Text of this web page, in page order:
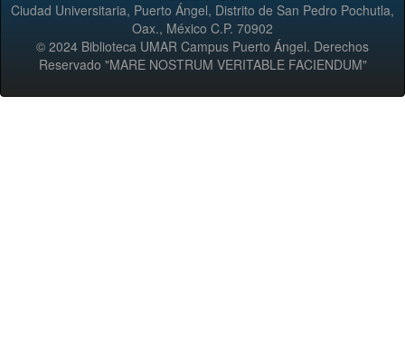
Ciudad Universitaria, Puerto Ángel, Distrito de San Pedro Pochutla,
Oax., México C.P. 70902
© 2024 Biblioteca UMAR Campus Puerto Ángel. Derechos
Reservado "MARE NOSTRUM VERITABLE FACIENDUM"